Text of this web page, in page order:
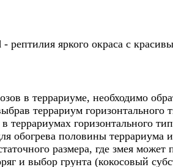
яркого окраса с
в террариуме, необходимо
террариум горизонтального
террариумах горизонтального
обогрева половины террариума
размера, где змея может
и выбор грунта (кокосовый